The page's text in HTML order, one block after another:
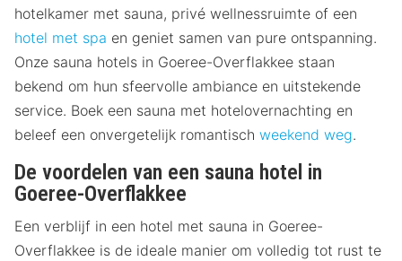
hotelkamer met sauna, privé wellnessruimte of een
hotel met spa en geniet samen van pure ontspanning.
Onze sauna hotels in Goeree-Overflakkee staan
bekend om hun sfeervolle ambiance en uitstekende
service. Boek een sauna met hotelovernachting en
beleef een onvergetelijk romantisch weekend weg.
De voordelen van een sauna hotel in
Goeree-Overflakkee
Een verblijf in een hotel met sauna in Goeree-
Overflakkee is de ideale manier om volledig tot rust te